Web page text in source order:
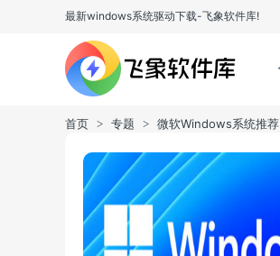
最新windows系统驱动下载-飞象软件库!
首页 > 专题 > 微软Windows系统推荐